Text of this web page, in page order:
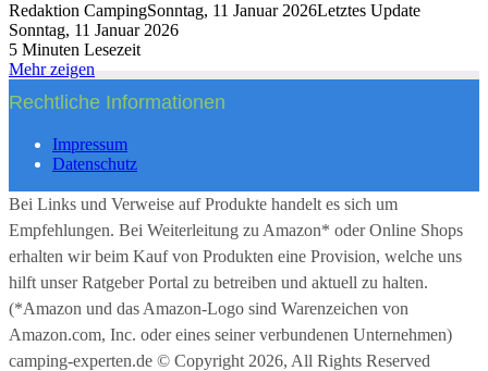
Redaktion CampingSonntag, 11 Januar 2026Letztes Update
Sonntag, 11 Januar 2026
5 Minuten Lesezeit
Mehr zeigen
Rechtliche Informationen
Impressum
Datenschutz
Bei Links und Verweise auf Produkte handelt es sich um
Empfehlungen. Bei Weiterleitung zu Amazon* oder Online Shops
erhalten wir beim Kauf von Produkten eine Provision, welche uns
hilft unser Ratgeber Portal zu betreiben und aktuell zu halten.
(*Amazon und das Amazon-Logo sind Warenzeichen von
Amazon.com, Inc. oder eines seiner verbundenen Unternehmen)
camping-experten.de © Copyright 2026, All Rights Reserved